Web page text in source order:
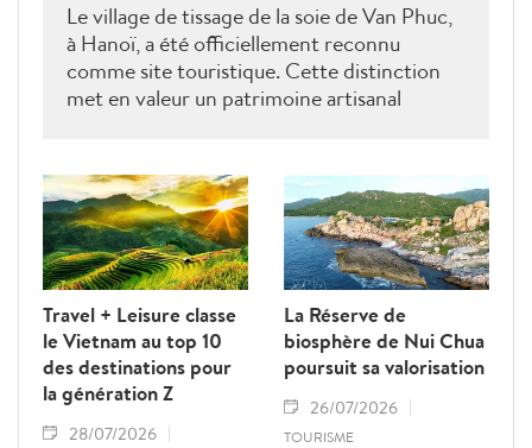
Le village de tissage de la soie de Van Phuc,
à Hanoï, a été officiellement reconnu
comme site touristique. Cette distinction
met en valeur un patrimoine artisanal
tourisme durable fondé sur la préservation
des savoir-faire traditionnels.
Travel + Leisure classe
le Vietnam au top 10
des destinations pour
la génération Z
28/07/2026
La Réserve de
biosphère de Nui Chua
poursuit sa valorisation
26/07/2026
TOURISME